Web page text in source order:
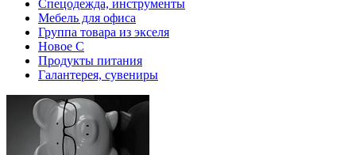
Спецодежда, инструменты
Мебель для офиса
Группа товара из экселя
Новое С
Продукты питания
Галантерея, сувениры